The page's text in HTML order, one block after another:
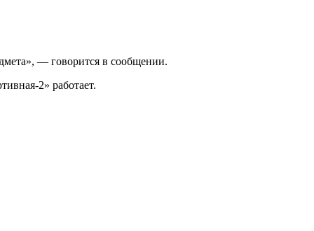
— говорится в сообщении.
2» работает.